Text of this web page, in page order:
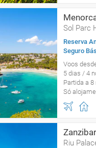
Sol Parc
Reserva
Seguro
Voos
5 dias / 4
Partida a
Só
Zanzibar
Riu